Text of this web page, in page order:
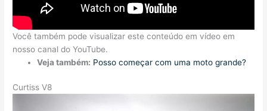
Você também pode visualizar este conteúdo em vídeo em
nosso canal do YouTube.
Veja também: Posso começar com uma moto grande?
Curtiss V8